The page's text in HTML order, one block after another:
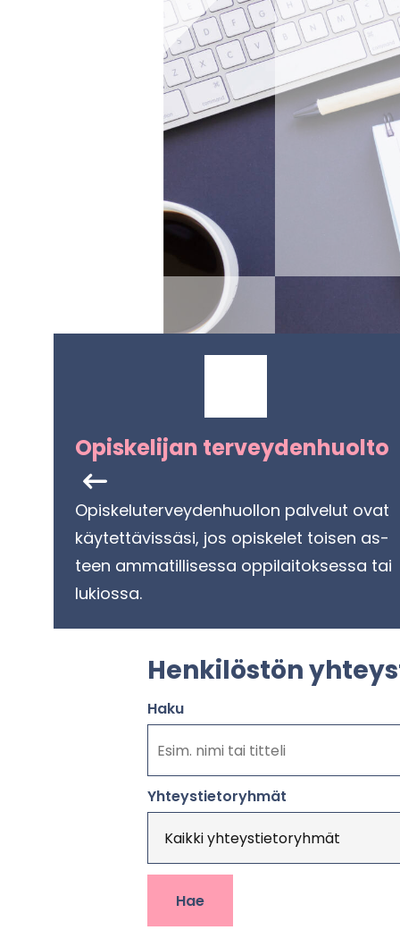
Opis­ke­li­jan ter­vey­den­huol­to
Opis­ke­lu­ter­vey­den­huol­lon pal­ve­lut ovat
käy­tet­tä­vis­sä­si, jos opis­ke­let toi­sen as­
teen am­ma­til­li­ses­sa op­pi­lai­tok­ses­sa tai
lu­kios­sa.
Hen­ki­lös­tön
Haku
Yh­teys­tie­to­ryh­mät
Hae